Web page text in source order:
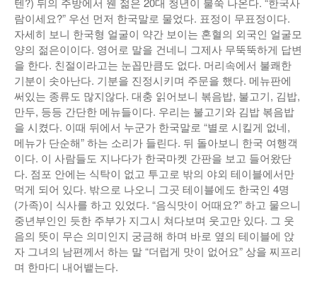
람이세요?” 우선 먼저 한국말로 물었다. 표정이 무표정이다.
자세히 보니 한국형 얼굴이 약간 보이는 혼혈의 외국인 얼굴모
양의 젊은이이다. 영어로 말을 건네니 그제사 무뚝뚝하게 답변
을 한다. 친절이라고는 눈꼽만큼도 없다. 머리속에서 불쾌한
기분이 솟아난다. 기분을 진정시키며 주문을 했다. 메뉴판에
써있는 종류도 많지않다. 대충 읽어보니 볶음밥, 불고기, 김밥,
만두, 등등 간단한 메뉴들이다. 우리는 불고기와 김밥 볶음밥
을 시켰다. 이때 뒤에서 누군가 한국말로 “별로 시킬게 없네,
메뉴가 단순해” 하는 소리가 들린다. 뒤 돌아보니 한국 여행객
이다. 이 사람들도 지나다가 한국마켓 간판을 보고 들어왔단
다. 점포 안에는 식탁이 없고 투고로 밖의 야외 테이블에서만
먹게 되어 있다. 밖으로 나오니 그곳 테이블에도 한국인 4명
(가족)이 식사를 하고 있었다. “음식맛이 어때요?” 하고 물으니
중년부인인 듯한 주부가 지그시 쳐다보며 웃고만 있다. 그 웃
음의 뜻이 무슨 의미인지 궁금해 하며 바로 옆의 테이블에 앉
자 그녀의 남편께서 하는 말 “더럽게 맛이 없어요” 상을 찌프리
며 한마디 내어뱉는다.